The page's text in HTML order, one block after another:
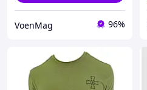
VoenMag 96%